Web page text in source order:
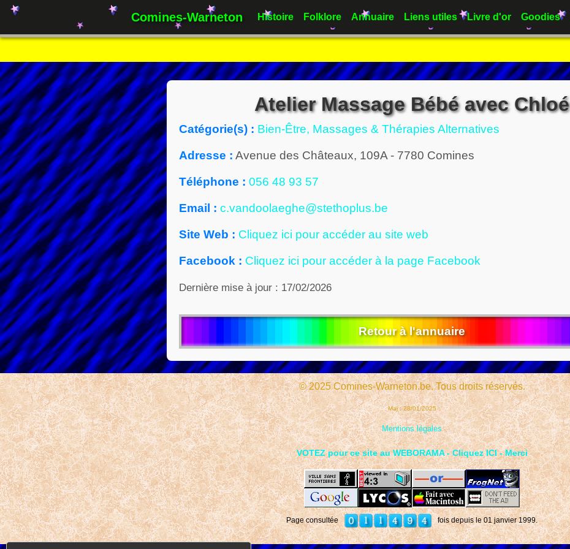
Comines-Warneton Histoire Folklore Annuaire Liens utiles Livre d'or Goodies
Atelier Massage Bébé avec Chloé
Catégorie(s) : Bien-Être, Massages & Thérapies Alternatives
Adresse : Avenue des Châteaux, 109A - 7780 Comines
Téléphone : 056 48 93 57
Email : c.vandoolaeghe@stethoplus.be
Site Web : Cliquez ici pour accéder au site web
Facebook : Cliquez ici pour accéder à la page Facebook
Dernière mise à jour : 17/02/2026
Retour à l'annuaire
© 2025 Comines-Warneton.be. Tous droits réservés.
Maj : 28/01/2025
Mentions légales
VOTEZ pour ce site au WEBORAMA - Cliquez ICI - Merci
Page consultée fois depuis le 01 janvier 1999.